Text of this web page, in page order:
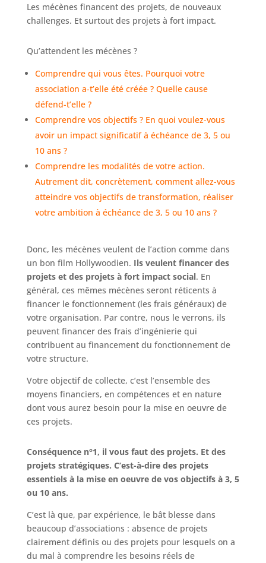
Les mécènes financent des projets, de nouveaux
challenges. Et surtout des projets à fort impact.
Qu’attendent les mécènes ?
Comprendre qui vous êtes. Pourquoi votre
association a-t’elle été créée ? Quelle cause
défend-t’elle ?
Comprendre vos objectifs ? En quoi voulez-vous
avoir un impact significatif à échéance de 3, 5 ou
10 ans ?
Comprendre les modalités de votre action.
Autrement dit, concrètement, comment allez-vous
atteindre vos objectifs de transformation, réaliser
votre ambition à échéance de 3, 5 ou 10 ans ?
Donc, les mécènes veulent de l’action comme dans
un bon film Hollywoodien. Ils veulent financer des
projets et des projets à fort impact social. En
général, ces mêmes mécènes seront réticents à
financer le fonctionnement (les frais généraux) de
votre organisation. Par contre, nous le verrons, ils
peuvent financer des frais d’ingénierie qui
contribuent au financement du fonctionnement de
votre structure.
Votre objectif de collecte, c’est l’ensemble des
moyens financiers, en compétences et en nature
dont vous aurez besoin pour la mise en oeuvre de
ces projets.
Conséquence n°1, il vous faut des projets. Et des
projets stratégiques. C’est-à-dire des projets
essentiels à la mise en oeuvre de vos objectifs à 3, 5
ou 10 ans.
C’est là que, par expérience, le bât blesse dans
beaucoup d’associations : absence de projets
clairement définis ou des projets pour lesquels on a
du mal à comprendre les besoins réels de